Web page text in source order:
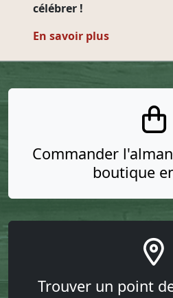
célébrer !
En savoir plus
Commander
boutique
Trouver un point